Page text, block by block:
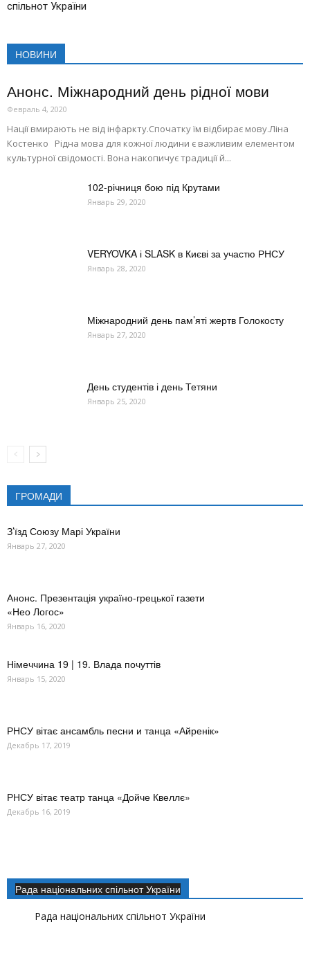
спільнот України
НОВИНИ
Анонс. Міжнародний день рідної мови
Февраль 4, 2020
Нації вмирають не від інфаркту.Спочатку їм відбирає мову.Ліна
Костенко Рідна мова для кожної людини є важливим елементом
культурної свідомості. Вона накопичує традиції й...
102-річниця бою під Крутами
Январь 29, 2020
VERYOVKA і SLASK в Києві за участю РНСУ
Январь 28, 2020
Міжнародний день пам’яті жертв Голокосту
Январь 27, 2020
День студентів і день Тетяни
Январь 25, 2020
ГРОМАДИ
З’їзд Союзу Марі України
Январь 27, 2020
Анонс. Презентація україно-грецької газети
«Нео Логос»
Январь 16, 2020
Німеччина 19 | 19. Влада почуттів
Январь 15, 2020
РНСУ вітає ансамбль песни и танца «Айренік»
Декабрь 17, 2019
РНСУ вітає театр танца «Дойче Квеллє»
Декабрь 16, 2019
Рада національних спільнот України
Рада національних спільнот України